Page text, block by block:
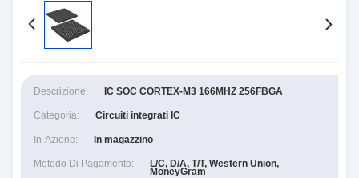
Descrizione: IC SOC CORTEX-M3 166MHZ 256FBGA
Categoria: Circuiti integrati IC
In-Azione: In magazzino
Metodo Di Pagamento: L/C, D/A, T/T, Western Union,
MoneyGram